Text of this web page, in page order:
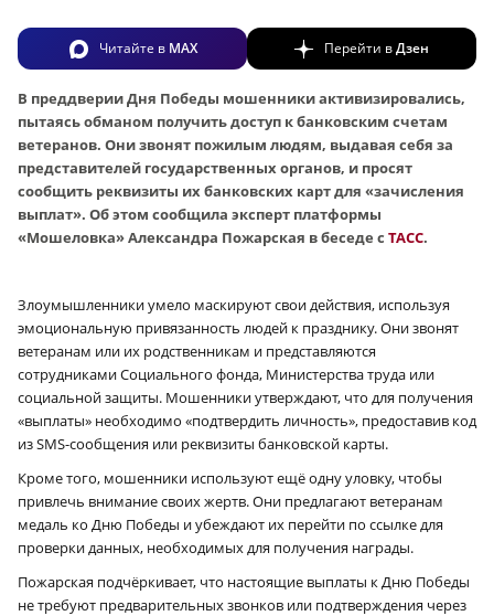
Читайте в MAX Перейти вДзен
В преддверии Дня Победы мошенники активизировались,
пытаясь обманом получить доступ к банковским счетам
ветеранов. Они звонят пожилым людям, выдавая себя за
представителей государственных органов, и просят
сообщить реквизиты их банковских карт для «зачисления
выплат». Об этом сообщила эксперт платформы
«Мошеловка» Александра Пожарская в беседе с ТАСС.
Злоумышленники умело маскируют свои действия, используя
эмоциональную привязанность людей к празднику. Они звонят
ветеранам или их родственникам и представляются
сотрудниками Социального фонда, Министерства труда или
социальной защиты. Мошенники утверждают, что для получения
«выплаты» необходимо «подтвердить личность», предоставив код
из SMS-сообщения или реквизиты банковской карты.
Кроме того, мошенники используют ещё одну уловку, чтобы
привлечь внимание своих жертв. Они предлагают ветеранам
медаль ко Дню Победы и убеждают их перейти по ссылке для
проверки данных, необходимых для получения награды.
Пожарская подчёркивает, что настоящие выплаты к Дню Победы
не требуют предварительных звонков или подтверждения через